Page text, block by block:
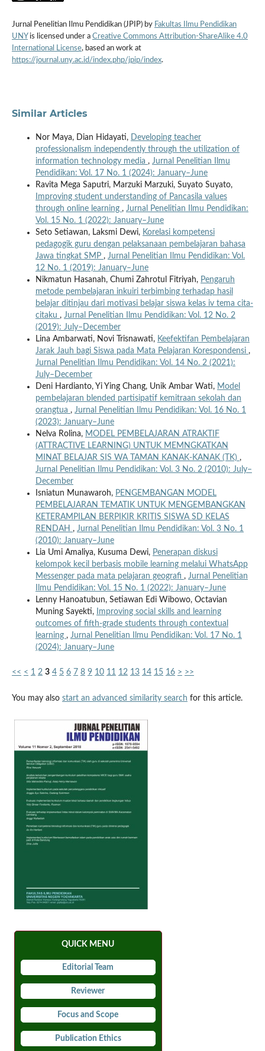
Jurnal Penelitian Ilmu Pendidikan (JPIP) by Fakultas Ilmu Pendidikan
UNYis licensed under a Creative Commons Attribution-ShareAlike 4.0
International License, based an work at
https://journal.uny.ac.id/index.php/jpip/index.
Similar Articles
Nor Maya, Dian Hidayati,
Developing teacher
professionalism independently through the utilization of
information technology media , Jurnal Penelitian Ilmu
Pendidikan: Vol. 17 No. 1 (2024): January–June
Ravita Mega Saputri, Marzuki Marzuki, Suyato Suyato,
Improving student understanding of Pancasila values
through online learning , Jurnal Penelitian Ilmu Pendidikan:
Vol. 15 No. 1 (2022): January–June
Seto Setiawan, Laksmi Dewi, Korelasi kompetensi
pedagogik guru dengan pelaksanaan pembelajaran bahasa
Jawa tingkat SMP , Jurnal Penelitian Ilmu Pendidikan: Vol.
12 No. 1 (2019): January–June
Nikmatun Hasanah, Chumi Zahrotul Fitriyah, Pengaruh
metode pembelajaran inkuiri terbimbing terhadap hasil
belajar ditinjau dari motivasi belajar siswa kelas iv tema cita-
citaku , Jurnal Penelitian Ilmu Pendidikan: Vol. 12 No. 2
(2019): July–December
Lina Ambarwati, Novi Trisnawati, Keefektifan Pembelajaran
Jarak Jauh bagi Siswa pada Mata Pelajaran Korespondensi ,
Jurnal Penelitian Ilmu Pendidikan: Vol. 14 No. 2 (2021):
July–December
Deni Hardianto, Yi Ying Chang, Unik Ambar Wati, Model
pembelajaran blended partisipatif kemitraan sekolah dan
orangtua , Jurnal Penelitian Ilmu Pendidikan: Vol. 16 No. 1
(2023): January–June
Nelva Rolina, MODEL PEMBELAJARAN ATRAKTIF
(ATTRACTIVE LEARNING) UNTUK MEMNGKATKAN
MINAT BELAJAR SIS WA TAMAN KANAK-KANAK (TK) ,
Jurnal Penelitian Ilmu Pendidikan: Vol. 3 No. 2 (2010): July–
December
Isniatun Munawaroh, PENGEMBANGAN MODEL
PEMBELAJARAN TEMATIK UNTUK MENGEMBANGKAN
KETERAMPILAN BERPIKIR KRITIS SISWA SD KELAS
RENDAH , Jurnal Penelitian Ilmu Pendidikan: Vol. 3 No. 1
(2010): January–June
Lia Umi Amaliya, Kusuma Dewi, Penerapan diskusi
kelompok kecil berbasis mobile learning melalui WhatsApp
Messenger pada mata pelajaran geografi , Jurnal Penelitian
Ilmu Pendidikan: Vol. 15 No. 1 (2022): January–June
Lenny Hanoatubun, Setiawan Edi Wibowo, Octavian
Muning Sayekti,
Improving social skills and learning
outcomes of fifth-grade students through contextual
learning , Jurnal Penelitian Ilmu Pendidikan: Vol. 17 No. 1
(2024): January–June
<< < 1 2 3 4 5 6 7 8 9 10 11 12 13 14 15 16 > >>
You may also start an advanced similarity search for this article.
QUICK MENU
Editorial Team
Reviewer
Focus and Scope
Publication Ethics